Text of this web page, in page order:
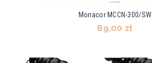
Monacor MCCN-300/SW
89,00 zł